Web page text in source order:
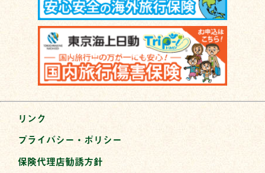
リンク
プライバシー・ポリシー
保険代理店勧誘方針